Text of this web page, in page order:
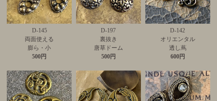
D-145
両面使える
膨ら・小
500円
D-197
裏抜き
唐草ドーム
500円
D-142
オリエンタル
透し蔦
600円